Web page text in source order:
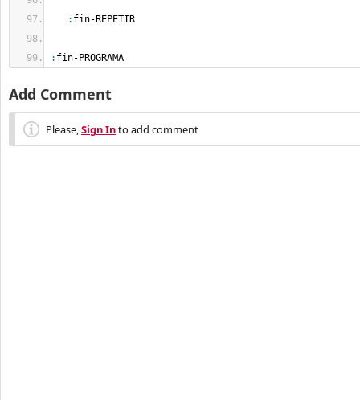
: fin- REPETIR
: fin- PROGRAMA
Add Comment
Please,Sign Into add comment